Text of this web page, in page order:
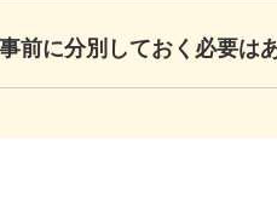
前に分別しておく必要は